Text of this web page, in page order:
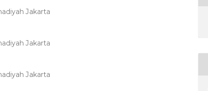
Jakarta
Jakarta
Jakarta